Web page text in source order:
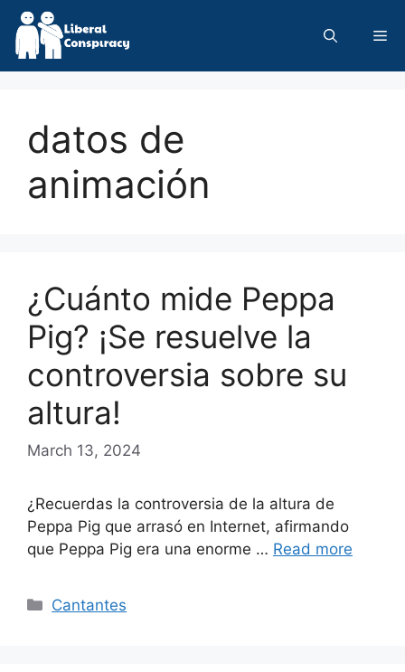
Skip
content
datos de
animación
¿Cuánto mide Peppa
Pig? ¡Se resuelve la
controversia sobre su
altura!
March 13, 2024
¿Recuerdas la controversia de la altura de
Peppa Pig que arrasó en Internet, afirmando
que Peppa Pig era una enorme … Read more
Categories
Cantantes